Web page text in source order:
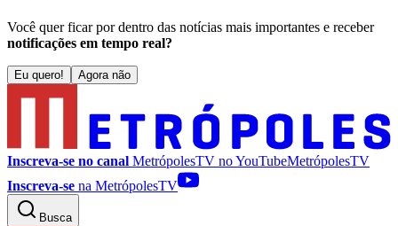
Você quer ficar por dentro das notícias mais importantes e receber
notificações em tempo real?
Eu quero! Agora não
Inscreva-se no canal MetrópolesTV noYouTubeMetrópolesTV
Inscreva-se na MetrópolesTV
Busca